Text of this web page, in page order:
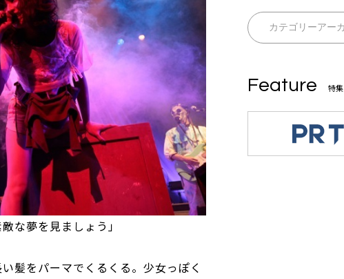
な夢を見ましょう」
髪をパーマでくるくる。少女っぽく
Feature 特集